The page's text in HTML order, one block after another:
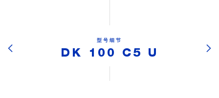
型号细节
DK 100 C5 U